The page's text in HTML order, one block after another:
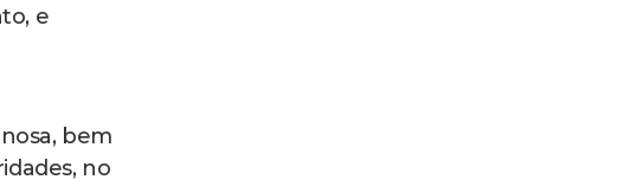
e
bem
no